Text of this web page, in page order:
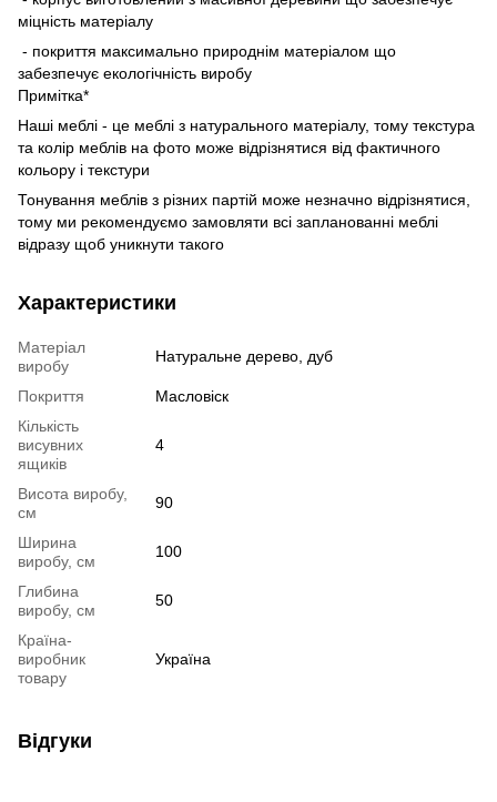
міцність матеріалу
- покриття максимально природнім матеріалом що
забезпечує екологічність виробу
Примітка*
Наші меблі - це меблі з натурального матеріалу, тому текстура
та колір меблів на фото може відрізнятися від фактичного
кольору і текстури
Тонування меблів з різних партій може незначно відрізнятися,
тому ми рекомендуємо замовляти всі запланованні меблі
відразу щоб уникнути такого
Характеристики
Матеріал
виробу
Натуральне дерево, дуб
Покриття
Масловіск
Кількість
висувних
ящиків
4
Висота виробу,
см
90
Ширина
виробу, см
100
Глибина
виробу, см
50
Країна-
виробник
товару
Україна
Відгуки